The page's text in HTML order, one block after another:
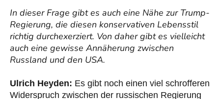
In dieser Frage gibt es auch eine Nähe zur Trump-
Regierung, die diesen konservativen Lebensstil
richtig durchexerziert. Von daher gibt es vielleicht
auch eine gewisse Annäherung zwischen
Russland und den USA.
Ulrich Heyden: Es gibt noch einen viel schrofferen
Widerspruch zwischen der russischen Regierung